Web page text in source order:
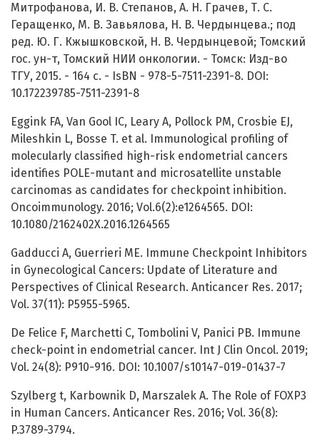
Митрофанова, И. В. Степанов, А. Н. Грачев, Т. С.
Геращенко, М. В. Завьялова, Н. В. Чердынцева.; под
ред. Ю. Г. Кжышковской, Н. В. Чердынцевой; Томский
гос. ун-т, Томский НИИ онкологии. - Томск: Изд-во
ТГУ, 2015. - 164 с. - IsBN - 978-5-7511-2391-8. DOI:
10.172239785-7511-2391-8
Eggink FA, Van Gool IC, Leary A, Pollock PM, Crosbie EJ,
Mileshkin L, Bosse T. et al. Immunological profiling of
molecularly classified high-risk endometrial cancers
identifies POLE-mutant and microsatellite unstable
carcinomas as candidates for checkpoint inhibition.
Oncoimmunology. 2016; Vol.6(2):e1264565. DOI:
10.1080/2162402X.2016.1264565
Gadducci A, Guerrieri ME. Immune Checkpoint Inhibitors
in Gynecological Cancers: Update of Literature and
Perspectives of Clinical Research. Anticancer Res. 2017;
Vol. 37(11): P5955-5965.
De Felice F, Marchetti C, Tombolini V, Panici PB. Immune
check-point in endometrial cancer. Int J Clin Oncol. 2019;
Vol. 24(8): P910-916. DOI: 10.1007/s10147-019-01437-7
Szylberg t, Karbownik D, Marszalek A. The Role of FOXP3
in Human Cancers. Anticancer Res. 2016; Vol. 36(8):
P.3789-3794.